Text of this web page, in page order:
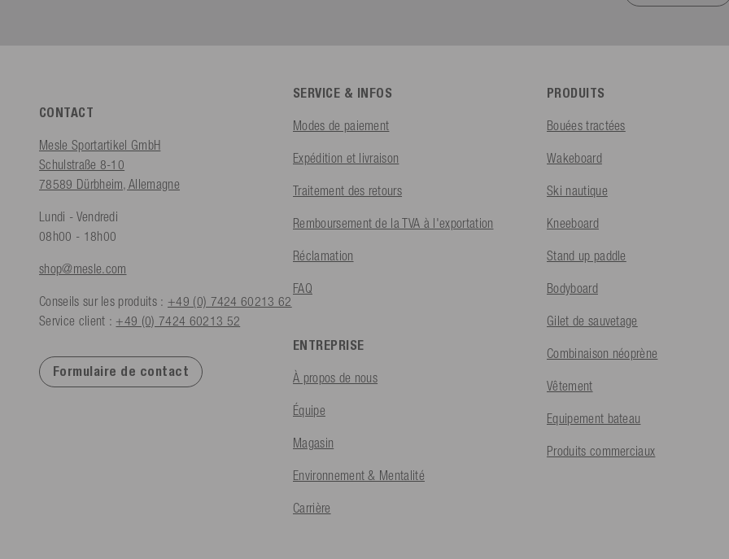
CONTACT
Mesle Sportartikel GmbH
Schulstraße 8-10
78589 Dürbheim, Allemagne
Lundi - Vendredi
08h00 - 18h00
shop@mesle.com
Conseils sur les produits : +49 (0) 7424 60213 62
Service client : +49 (0) 7424 60213 52
Formulaire de contact
SERVICE & INFOS
Modes de paiement
Expédition et livraison
Traitement des retours
Remboursement de la TVA à l'exportation
Réclamation
FAQ
ENTREPRISE
À propos de nous
Équipe
Magasin
Environnement & Mentalité
Carrière
PRODUITS
Bouées tractées
Wakeboard
Ski nautique
Kneeboard
Stand up paddle
Bodyboard
Gilet de sauvetage
Combinaison néoprène
Vêtement
Equipement bateau
Produits commerciaux